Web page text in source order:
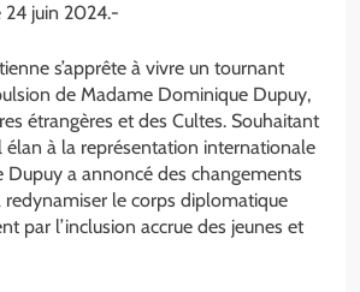
24 juin 2024.-
s’apprête à vivre un tournant
de Madame Dominique Dupuy,
étrangères et des Cultes. Souhaitant
élan à la représentation internationale
Dupuy a annoncé des changements
le corps diplomatique
par l’inclusion accrue des jeunes et